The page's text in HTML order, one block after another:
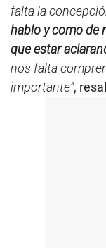
falta la
hablo y como de
que estar
nos falta
importante”,